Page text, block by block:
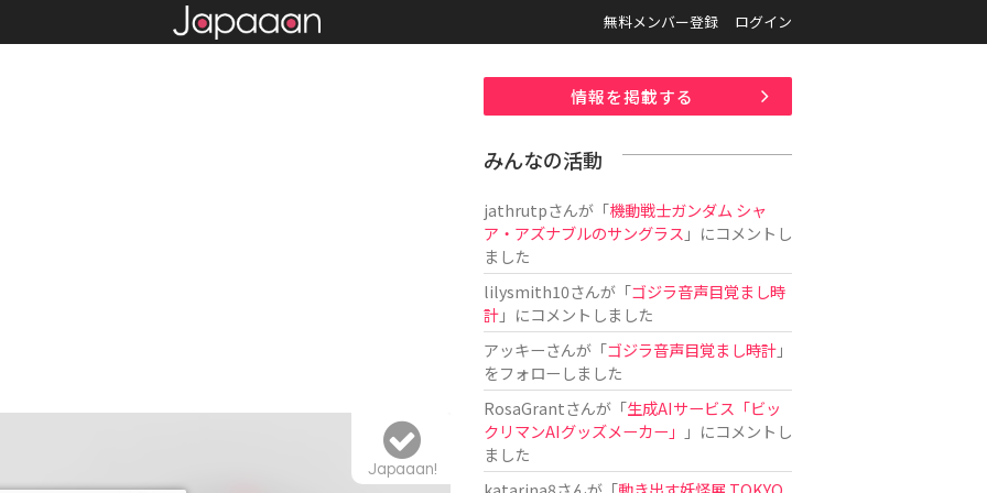
無料メンバー登録 ログイン
Japaaan!
情報を掲載する
みんなの活動
jathrutpさんが「機動戦士ガンダム シャ
ア・アズナブルのサングラス 」にコメントし
ました
lilysmith10さんが「ゴジラ音声目覚まし時
計」にコメントしました
アッキーさんが「ゴジラ音声目覚まし時計」
をフォローしました
RosaGrantさんが「生成AIサービス「ビッ
クリマンAIグッズメーカー」
」にコメントし
ました